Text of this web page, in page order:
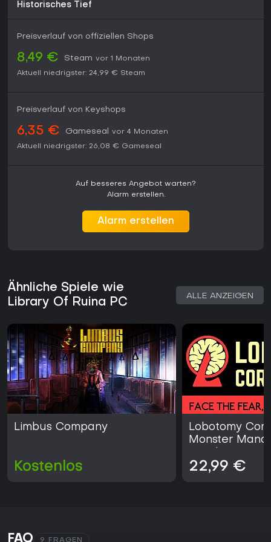
Historisches Tief
Preisverlauf von offiziellen Shops
8,49 € Steam vor 1 Monaten
Aktuell niedrigster: 24,99 € Steam
Preisverlauf von Keyshops
6,35 € Gameseal
vor 4 Monaten
Aktuell niedrigster: 26,08 € Gameseal
Auf besseres Angebot warten?
Alarm erstellen.
Alarm erstellen
Ähnliche Spiele wie
Library Of Ruina PC
ALLE ANZEIGEN
Limbus Company
Kostenlos
Lobotomy
Monster
22,99 €
FAQ 9 FRAGEN